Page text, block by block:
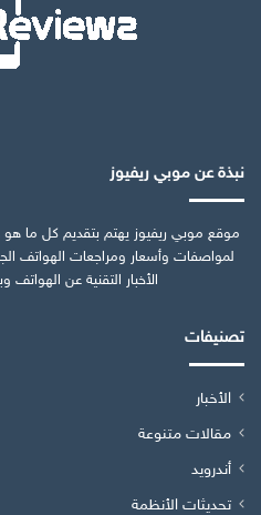
نبذة عن موبي ريفيوز
موقع موبي ريفيوز يهتم بتقديم كل ما
لمواصفات وأسعار ومراجعات الهواتف
الأخبار التقنية عن
تصنيفات
الأخبار
مقالات متنوعة
أندرويد
تحديثات الأنظمة